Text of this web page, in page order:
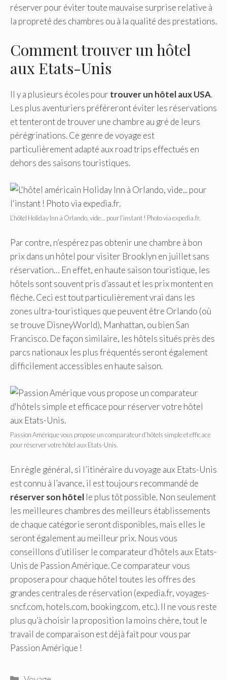
réserver pour éviter toute mauvaise surprise relative à
la propreté des chambres ou à la qualité des prestations.
Comment trouver un hôtel
aux Etats-Unis
Il y a plusieurs écoles pour trouver un hôtel aux USA.
Les plus aventuriers préféreront éviter les réservations
et tenteront de trouver une chambre au gré de leurs
pérégrinations. Ce genre de voyage est
particulièrement adapté aux road trips effectués en
dehors des saisons touristiques.
L’hôtel Holiday Inn à Orlando, vide… pour l’instant ! Photo via expedia.fr.
Par contre, n’espérez pas obtenir une chambre à bon
prix dans un hôtel pour visiter Brooklyn en juillet sans
réservation… En effet, en haute saison touristique, les
hôtels sont souvent pris d’assaut et les prix montent en
flèche. Ceci est tout particulièrement vrai dans les
zones ultra-touristiques que peuvent être Orlando (où
se trouve DisneyWorld), Manhattan, ou bien San
Francisco. De façon similaire, les hôtels situés près des
parcs nationaux les plus fréquentés seront également
difficilement accessibles en haute saison.
Passion Amérique vous propose un comparateur d’hôtels simple et efficace
pour réserver votre hôtel aux Etats-Unis.
En règle général, si l’itinéraire du voyage aux Etats-Unis
est connu à l’avance, il est toujours recommandé de
réserver son hôtel le plus tôt possible. Non seulement
les meilleures chambres des meilleurs établissements
de chaque catégorie seront disponibles, mais elles le
seront également au meilleur prix. Nous vous
conseillons d’utiliser le comparateur d’hôtels aux Etats-
Unis de Passion Amérique. Ce comparateur vous
proposera pour chaque hôtel toutes les offres des
grandes centrales de réservation (expedia.fr, voyages-
sncf.com, hotels.com, booking.com, etc.). Il ne vous reste
plus qu’à choisir la proposition la moins chère, tout le
travail de comparaison est déjà fait pour vous par
Passion Amérique !
Catégories